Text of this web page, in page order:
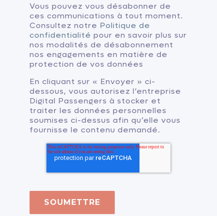
Vous pouvez vous désabonner de
ces communications à tout moment.
Consultez notre Politique de
confidentialité pour en savoir plus sur
nos modalités de désabonnement
nos engagements en matière de
protection de vos données
En cliquant sur « Envoyer » ci-
dessous, vous autorisez l’entreprise
Digital Passengers à stocker et
traiter les données personnelles
soumises ci-dessus afin qu’elle vous
fournisse le contenu demandé.